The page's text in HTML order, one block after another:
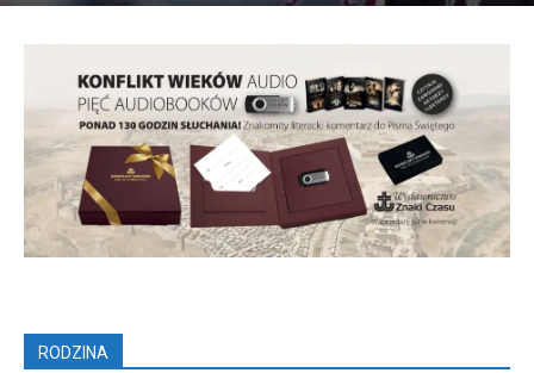
RODZINA